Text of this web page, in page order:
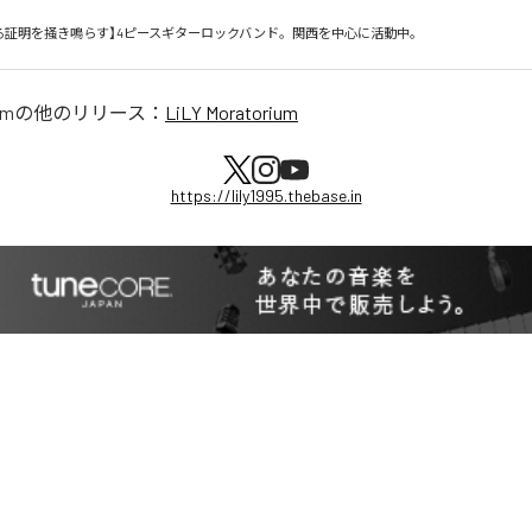
証明を掻き鳴らす】4ピースギターロックバンド。関西を中心に活動中。
の他のリリース： LiLY Moratorium
https://lily1995.thebase.in